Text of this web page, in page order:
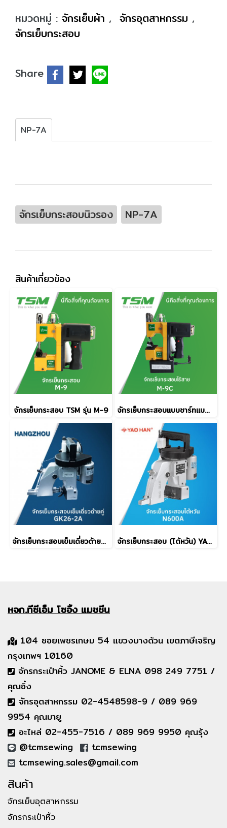
หมวดหมู่ : จักรเย็บผ้า , จักรอุตสาหกรรม ,
จักรเย็บกระสอบ
Share
NP-7A
จักรเย็บกระสอบนิวรอง NP-7A
สินค้าเกี่ยวข้อง
จักรเย็บกระสอบ TSM รุ่น M-9 จักรเย็บกระสอบแบบชาร์ทแบต TSM รุ่น M-9C
จักรเย็บกระสอบเข็มเดี่ยวด้ายคู่ HANGZHOU รุ่น GK26-2A จักรเย็บกระสอบ (ไต้หวัน) YAOHAN รุ่น N600A
หจก.ทีซีเอ็มโซอิ้ง แมชชีน
104 ซอยเพชรเกษม 54 แขวงบางด้วน เขตภาษีเจริญ
กรุงเทพฯ 10160
จักรกระเป๋าหิ้ว JANOME & ELNA 098 249 7751 /
คุณอิ๋ง
จักรอุตสาหกรรม 02-4548598-9 / 089 969
9954 คุณมายู
อะไหล่ 02-455-7516 / 089 969 9950 คุณรุ้ง
@tcmsewing
tcmsewing
tcmsewing.sales@gmail.com
สินค้า
จักรเย็บอุตสาหกรรม
จักรกระเป๋าหิ้ว